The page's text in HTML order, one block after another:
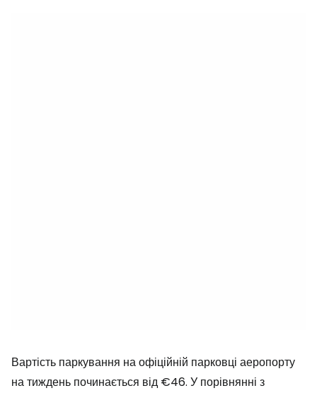
Вартість паркування на офіційній парковці аеропорту
на тиждень починається від €46. У порівнянні з